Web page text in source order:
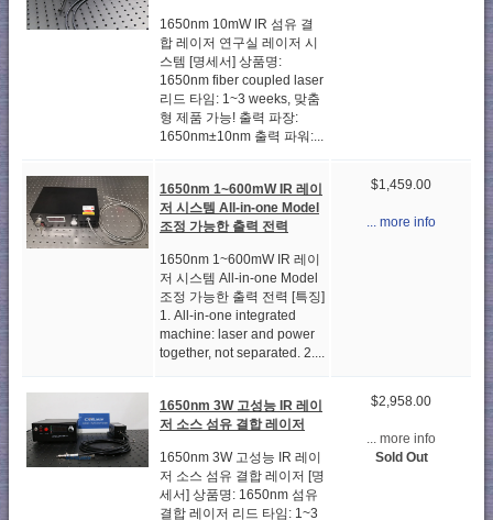
1650nm 10mW IR 섬유 결
합 레이저 연구실 레이저 시
스템 [명세서] 상품명:
1650nm fiber coupled laser
리드 타임: 1~3 weeks, 맞춤
형 제품 가능! 출력 파장:
1650nm±10nm 출력 파워:...
1650nm 1~600mW IR 레이
저 시스템 All-in-one Model
조정 가능한 출력 전력
1650nm 1~600mW IR 레이
저 시스템 All-in-one Model
조정 가능한 출력 전력 [특징]
1. All-in-one integrated
machine: laser and power
together, not separated. 2....
$1,459.00
... more info
1650nm 3W 고성능 IR 레이
저 소스 섬유 결합 레이저
1650nm 3W 고성능 IR 레이
저 소스 섬유 결합 레이저 [명
세서] 상품명: 1650nm 섬유
결합 레이저 리드 타임: 1~3
$2,958.00
... more info
Sold Out